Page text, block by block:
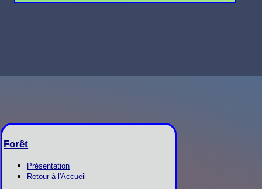
Forêt
Présentation
Retour à l'Accueil